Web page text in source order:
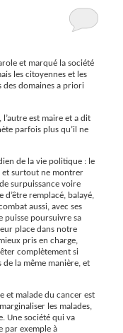
et marqué la société
les citoyennes et les
des domaines a priori
l’autre est maire et a dit
parfois plus qu’il ne
de la vie politique : le
et surtout ne montrer
surpuissance voire
remplacé, balayé,
aussi, avec ses
puisse poursuivre sa
place dans notre
pris en charge,
complètement si
de la même manière, et
et malade du cancer est
les malades,
Une société qui va
par exemple à